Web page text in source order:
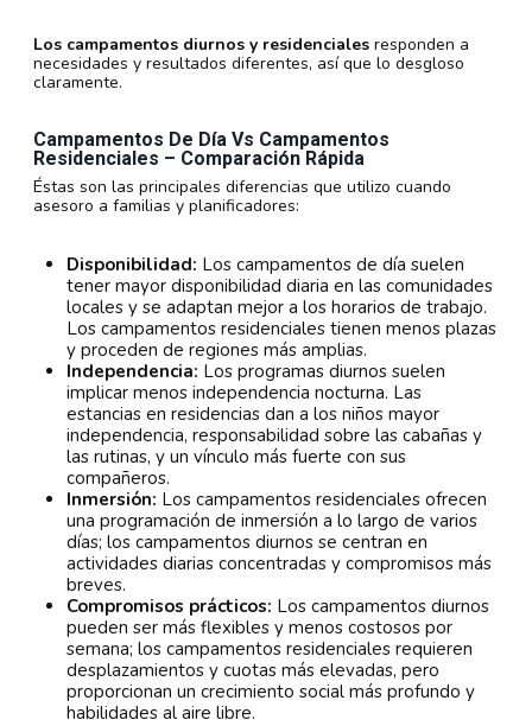
Los campamentos diurnos y residenciales responden a
necesidades y resultados diferentes, así que lo desgloso
claramente.
Campamentos De Día Vs Campamentos
Residenciales – Comparación Rápida
Éstas son las principales diferencias que utilizo cuando
asesoro a familias y planificadores:
Disponibilidad: Los campamentos de día suelen
tener mayor disponibilidad diaria en las comunidades
locales y se adaptan mejor a los horarios de trabajo.
Los campamentos residenciales tienen menos plazas
y proceden de regiones más amplias.
Independencia: Los programas diurnos suelen
implicar menos independencia nocturna. Las
estancias en residencias dan a los niños mayor
independencia, responsabilidad sobre las cabañas y
las rutinas, y un vínculo más fuerte con sus
compañeros.
Inmersión: Los campamentos residenciales ofrecen
una programación de inmersión a lo largo de varios
días; los campamentos diurnos se centran en
actividades diarias concentradas y compromisos más
breves.
Compromisos prácticos: Los campamentos diurnos
pueden ser más flexibles y menos costosos por
semana; los campamentos residenciales requieren
desplazamientos y cuotas más elevadas, pero
proporcionan un crecimiento social más profundo y
habilidades al aire libre.